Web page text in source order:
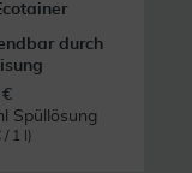
durch
Spüllösung
/ 1 l)